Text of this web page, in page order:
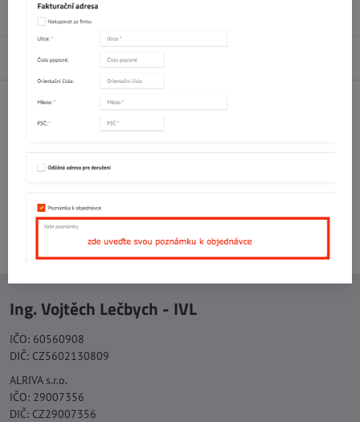
Recenze 0
Diskuse 0
+420 577 523 563
Ing. Vojtěch Lečbych - IVL
IČO: 60560908
DIČ: CZ5602130809
ALRIVA s.r.o.
IČO: 29007356
DIČ: CZ29007356